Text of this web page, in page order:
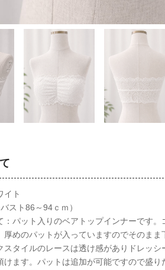
イト
スト86～94ｃｍ）
パット入りのベアトップインナーです。
厚めのパットが入っていますのでそのま
スタイルのレースは透け感がありドレッシ
けます。パットは追加が可能ですので盛り